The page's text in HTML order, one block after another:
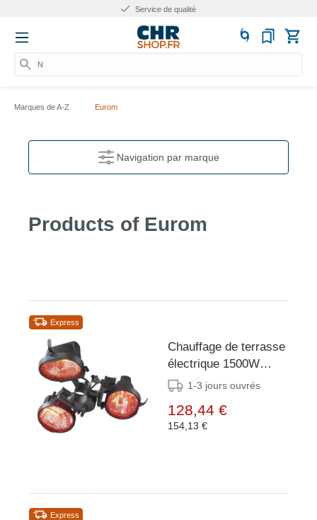
Service de qualité
Nu
Marques de A-Z Eurom
Navigation par marque
Products of Eurom
Express
Chauffage de terrasse
électrique 1500W
Eurom Parasol
1-3 jours ouvrés
128,44 €
154,13 €
Express